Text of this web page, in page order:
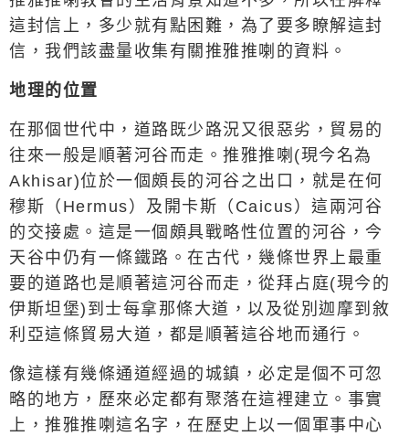
這封信上，多少就有點困難，為了要多瞭解這封
信，我們該盡量收集有關推雅推喇的資料。
地理的位置
在那個世代中，道路既少路況又很惡劣，貿易的
往來一般是順著河谷而走。推雅推喇 (現今名為
Akhisar)位於一個頗長的河谷之出口，就是在何
穆斯（ Hermus ）及開卡斯（ Caicus ）這兩河谷
的交接處。這是一個頗具戰略性位置的河谷，今
天谷中仍有一條鐵路。在古代，幾條世界上最重
要的道路也是順著這河谷而走，從拜占庭(現今的
伊斯坦堡)到士每拿那條大道，以及從別迦摩到敘
利亞這條貿易大道，都是順著這谷地而通行。
像這樣有幾條通道經過的城鎮，必定是個不可忽
略的地方，歷來必定都有聚落在這裡建立。事實
上，推雅推喇這名字，在歷史上以一個軍事中心